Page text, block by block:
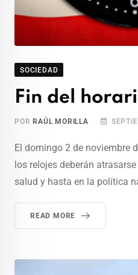
SOCIEDAD
Fin del
POR RAÚL MORILLA
El domingo 2 de noviembre
los relojes deberán
salud y hasta en la política
READ MORE